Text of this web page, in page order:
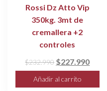
Rossi Dz Atto Vip
350kg. 3mt de
cremallera +2
controles
$232.990 El
precio
original
$227.990El
precio
actual
Añadir al carrito